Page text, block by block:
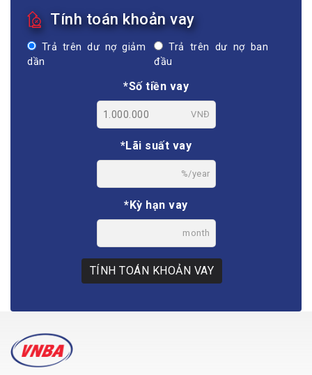
Tính toán khoản vay
Trả trên dư nợ giảm
dần
Trả trên dư nợ ban
đầu
*Số tiền vay
VNĐ
*Lãi suất vay
%/year
*Kỳ hạn vay
month
TÍNH TOÁN KHOẢN VAY